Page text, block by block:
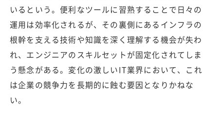
いるという。便利なツールに習熟することで日々の
運用は効率化されるが、その裏側にあるインフラの
根幹を支える技術や知識を深く理解する機会が失わ
れ、エンジニアのスキルセットが固定化されてしま
う懸念がある。変化の激しいIT業界において、これ
は企業の競争力を長期的に蝕む要因となりかねな
い。